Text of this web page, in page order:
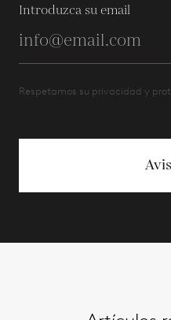
Introduzca su email
Respetamos su privacidad y